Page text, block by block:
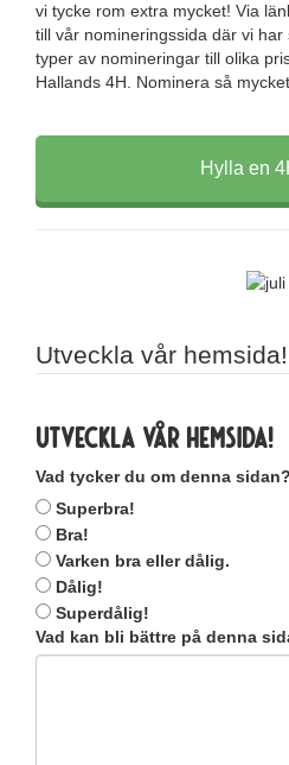
vi tycke rom extra mycket! Via
till vår nomineringssida där vi
typer av nomineringar till olika
Hallands 4H. Nominera så
Hylla en
Utveckla vår hemsida!
Utveckla vår hemsida!
Vad tycker du om denna sidan?
Superbra!
Bra!
Varken bra eller dålig.
Dålig!
Superdålig!
Vad kan bli bättre på denna